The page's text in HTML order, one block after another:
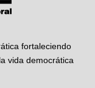
fortaleciendo
vida democrática